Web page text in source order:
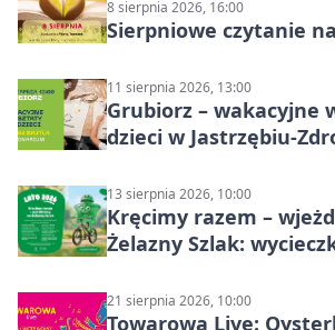
8 sierpnia 2026, 16:00
Sierpniowe czytanie
11 sierpnia 2026, 13:00
Grubiorz – wakacyjne
dzieci w Jastrzębiu-
13 sierpnia 2026, 10:00
Kręcimy razem –
Żelazny Szlak:
21 sierpnia 2026, 10:00
Towarowa Live: